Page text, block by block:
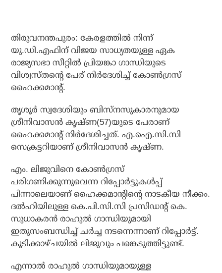
തിരുവനന്തപുരം: കേരളത്തില്‍ നിന്ന്
യു.ഡി.എഫിന് വിജയ സാധ്യതയുള്ള ഏക
രാജ്യസഭാ സീറ്റില്‍ പ്രിയങ്കാ ഗാന്ധിയുടെ
വിശ്വസ്തന്റെ പേര് നിര്‍ദേശിച്ച് കോണ്‍ഗ്രസ്
ഹൈക്കമാന്റ്.
തൃശൂര്‍ സ്വദേശിയും ബിസ്‌നസുകാരനുമായ
ശ്രീനിവാസന്‍ കൃഷ്ണ(57)യുടെ പേരാണ്
ഹൈക്കമാന്റ് നിര്‍ദേശിച്ചത്. എ.ഐ.സി.സി
സെക്രട്ടറിയാണ് ശ്രീനിവാസന്‍ കൃഷ്ണ.
എം. ലിജുവിനെ കോണ്‍ഗ്രസ്
പരിഗണിക്കുന്നുവെന്ന റിപ്പോര്‍ട്ടുകള്‍പ്പ്
പിന്നാലെയാണ് ഹൈക്കമാന്റിന്റെ നാടകീയ നീക്കം.
ദല്‍ഹിയിലുള്ള കെ.പി.സി.സി പ്രസിഡന്റ് കെ.
സുധാകരന്‍ രാഹുല്‍ ഗാന്ധിയുമായി
ഇതുസംബന്ധിച്ച് ചര്‍ച്ച നടന്നെന്നാണ് റിപ്പോര്‍ട്ട്.
കൂടിക്കാഴ്ചയില്‍ ലിജുവും പങ്കെടുത്തിട്ടുണ്ട്.
എന്നാല്‍ രാഹുല്‍ ഗാന്ധിയുമായുള്ള